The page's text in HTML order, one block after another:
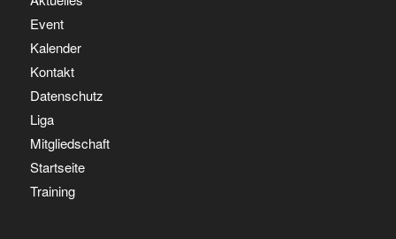
Event
Kalender
Kontakt
Datenschutz
Liga
Mitgliedschaft
Startseite
Training